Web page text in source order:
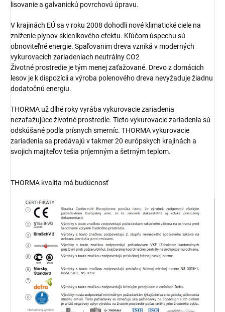
lisovanie a galvanickú povrchovú úpravu.
V krajinách EÚ sa v roku 2008 dohodli nové klimatické ciele na
zníženie plynov skleníkového efektu. Kľúčom úspechu sú
obnoviteľné energie. Spaľovanim dreva vzniká v moderných
vykurovacích zariadeniach neutrálny CO2
Životné prostredie je tým menej zaťažované. Drevo z domácich
lesov je k dispozícii a výroba polenového dreva nevyžaduje žiadnu
dodatočnú energiu.
THORMA už dlhé roky vyrába vykurovacie zariadenia
nezaťažujúce životné prostredie. Tieto vykurovacie zariadenia sú
odskúšané podla prísnych smerníc. THORMA vykurovacie
zariadenia sa predávajú v takmer 20 európskych krajinách a
svojich majiteľov tešia príjemným a šetrným teplom.
THORMA kvalita má budúcnosť